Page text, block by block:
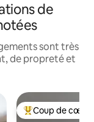
de
sont très
de propreté et
Coups de cœur
Coup de cœur